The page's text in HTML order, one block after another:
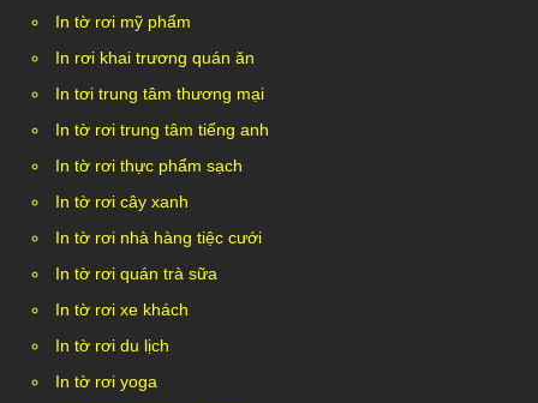
In tờ rơi mỹ phẩm
In rơi khai trương quán ăn
In tơi trung tâm thương mại
In tờ rơi trung tâm tiếng anh
In tờ rơi thực phẩm sạch
In tờ rơi cây xanh
In tờ rơi nhà hàng tiệc cưới
In tờ rơi quán trà sữa
In tờ rơi xe khách
In tờ rơi du lịch
In tờ rơi yoga